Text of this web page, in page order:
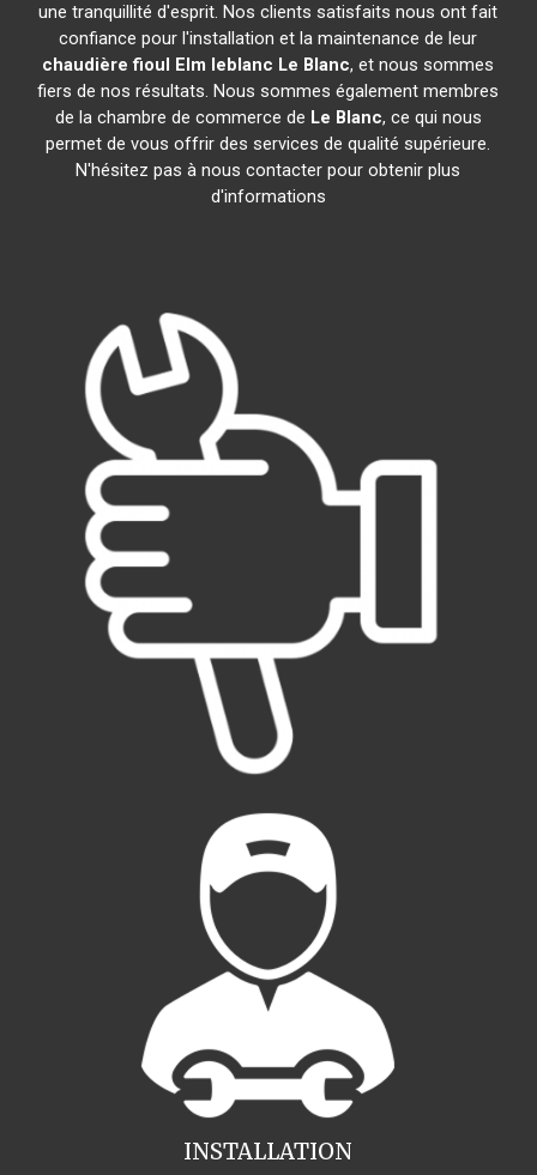
une tranquillité d'esprit. Nos clients satisfaits nous ont fait
confiance pour l'installation et la maintenance de leur
chaudière fioul Elm leblanc Le Blanc, et nous sommes
fiers de nos résultats. Nous sommes également membres
de la chambre de commerce de Le Blanc, ce qui nous
permet de vous offrir des services de qualité supérieure.
N'hésitez pas à nous contacter pour obtenir plus
d'informations
INSTALLATION